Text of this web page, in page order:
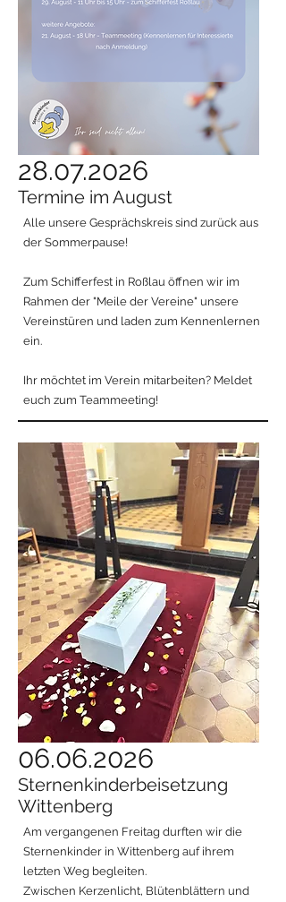
28.07.2026
Termine im August
Alle unsere Gesprächskreis sind zurück aus
der Sommerpause!
Zum Schifferfest in Roßlau öffnen wir im
Rahmen der "Meile der Vereine" unsere
Vereinstüren und laden zum Kennenlernen
ein.
Ihr möchtet im Verein mitarbeiten? Meldet
euch zum Teammeeting!
06.06.2026
Sternenkinderbeisetzung
Wittenberg
Am vergangenen Freitag durften wir die
Sternenkinder in Wittenberg auf ihrem
letzten Weg begleiten.
Zwischen Kerzenlicht, Blütenblättern und